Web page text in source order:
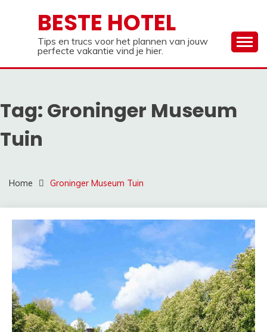
BESTE HOTEL
Tips en trucs voor het plannen van jouw
perfecte vakantie vind je hier.
Tag: Groninger Museum
Tuin
Home Groninger Museum Tuin